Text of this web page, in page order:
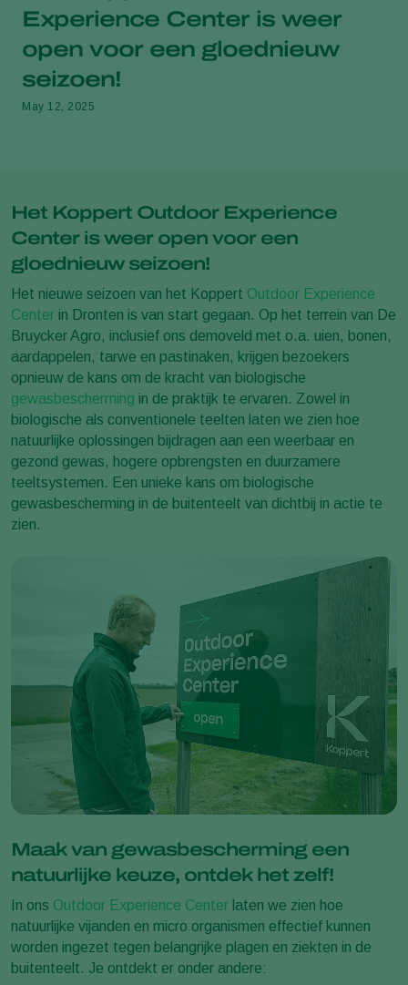
Experience Center is weer
open voor een gloednieuw
seizoen!
May 12, 2025
Het Koppert Outdoor Experience
Center is weer open voor een
gloednieuw seizoen!
Het nieuwe seizoen van het Koppert Outdoor Experience
Center in Dronten is van start gegaan. Op het terrein van De
Bruycker Agro, inclusief ons demoveld met o.a. uien, bonen,
aardappelen, tarwe en pastinaken, krijgen bezoekers
opnieuw de kans om de kracht van biologische
gewasbescherming in de praktijk te ervaren. Zowel in
biologische als conventionele teelten laten we zien hoe
natuurlijke oplossingen bijdragen aan een weerbaar en
gezond gewas, hogere opbrengsten en duurzamere
teeltsystemen. Een unieke kans om biologische
gewasbescherming in de buitenteelt van dichtbij in actie te
zien.
Maak van gewasbescherming een
natuurlijke keuze, ontdek het zelf!
In ons Outdoor Experience Center laten we zien hoe
natuurlijke vijanden en micro organismen effectief kunnen
worden ingezet tegen belangrijke plagen en ziekten in de
buitenteelt. Je ontdekt er onder andere: